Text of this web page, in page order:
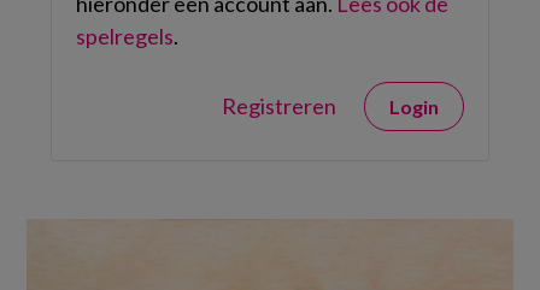
spelregels.
Registreren Login